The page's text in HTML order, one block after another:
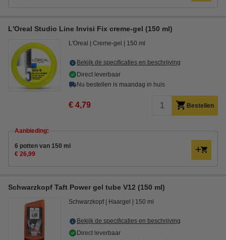
L'Oreal Studio Line Invisi Fix creme-gel (150 ml)
L'Oreal Creme-gel 150 ml
Bekijk de specificaties en beschrijving
Direct leverbaar
Nu bestellen is maandag in huis
€ 4,79 Bestellen
Aanbieding:
6 potten van 150 ml
€ 26,99
Schwarzkopf Taft Power gel tube V12 (150 ml)
Schwarzkopf Haargel 150 ml
Bekijk de specificaties en beschrijving
Direct leverbaar